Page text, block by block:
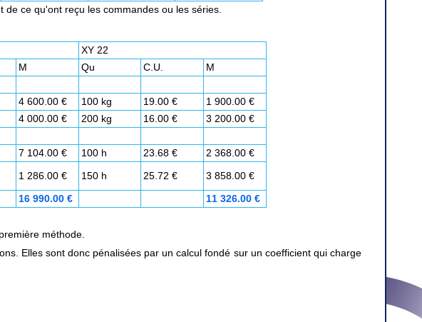
ce qu'ont reçu les commandes ou les séries.
XY 22
M Qu C.U.
M
4 600.00 € 100 kg 19.00 €
1 900.00 €
4 000.00 € 200 kg 16.00 €
3 200.00 €
7 104.00 € 100 h 23.68 €
2 368.00 €
1 286.00 € 150 h 25.72 €
3 858.00 €
16 990.00 €
11 326.00 €
méthode.
Elles sont donc pénalisées par un calcul fondé sur un coefficient qui charge